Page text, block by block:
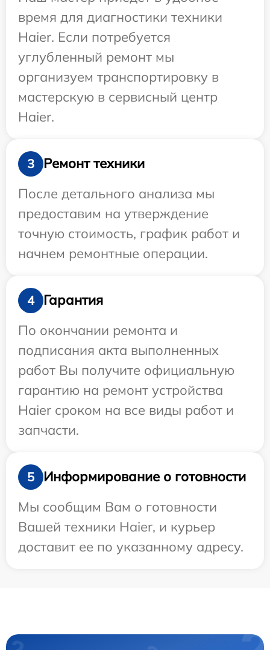
время для диагностики техники
Haier. Если потребуется
углубленный ремонт мы
организуем транспортировку в
мастерскую в сервисный центр
Haier.
3
Ремонт техники
После детального анализа мы
предоставим на утверждение
точную стоимость, график работ и
начнем ремонтные операции.
4
Гарантия
По окончании ремонта и
подписания акта выполненных
работ Вы получите официальную
гарантию на ремонт устройства
Haier сроком на все виды работ и
запчасти.
5
Информирование о готовности
Мы сообщим Вам о готовности
Вашей техники Haier, и курьер
доставит ее по указанному адресу.